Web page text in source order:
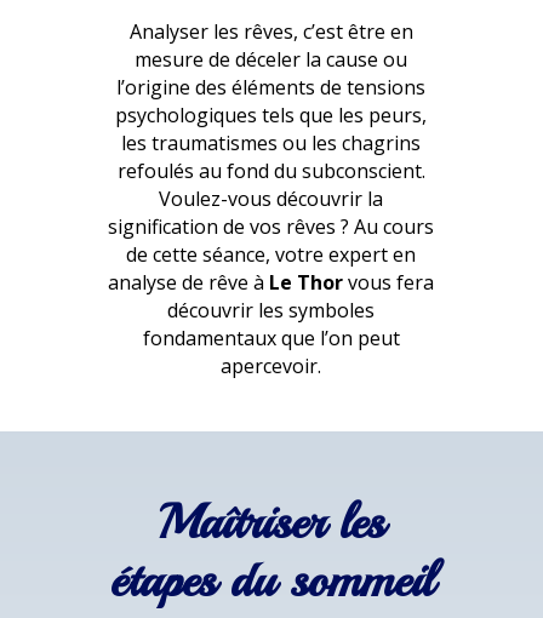
Analyser les rêves, c’est être en
mesure de déceler la cause ou
l’origine des éléments de tensions
psychologiques tels que les peurs,
les traumatismes ou les chagrins
refoulés au fond du subconscient.
Voulez-vous découvrir la
signification de vos rêves ? Au cours
de cette séance, votre expert en
analyse de rêve à Le Thorvous fera
découvrir les symboles
fondamentaux que l’on peut
apercevoir.
Maîtriser les
étapes du sommeil